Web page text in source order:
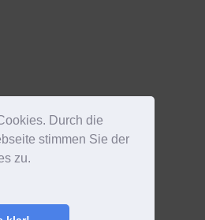
Durch die
stimmen Sie der
zu.